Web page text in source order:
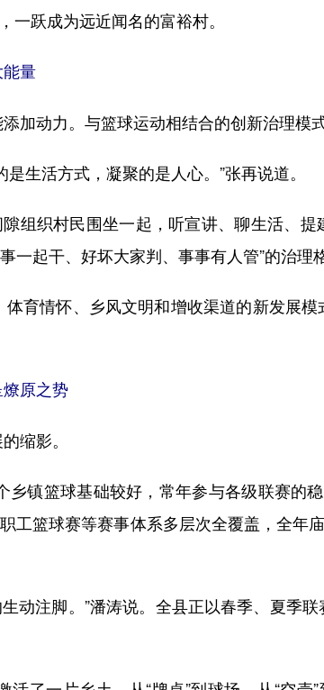
一跃成为远近闻名的富裕村。
量
动力。与篮球运动相结合的创新治理模式
活方式，凝聚的是人心。”张再说道。
织村民围坐一起，听宣讲、聊生活、提
一起干、好坏大家判、事事有人管”的治理
情怀、乡风文明和增收渠道的新发展模
原之势
缩影。
镇篮球基础较好，常年参与各级联赛的
工篮球赛等赛事体系多层次全覆盖，全年
动注脚。”潘涛说。全县正以春季、夏季